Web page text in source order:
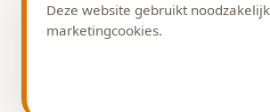
Deze website gebruikt
marketingcookies.